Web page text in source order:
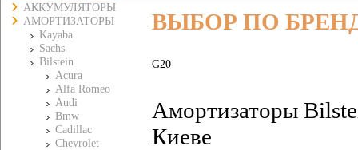
АККУМУЛЯТОРЫ
АМОРТИЗАТОРЫ
Kayaba
Sachs
Bilstein
Acura
Alfa Romeo
Audi
Bmw
Cadillac
Chevrolet
ВЫБОР ПО
G20
Амортизаторы
Киеве